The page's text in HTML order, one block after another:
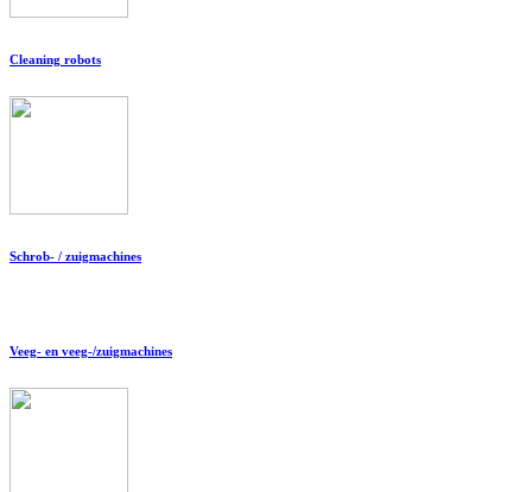
Cleaning robots
Schrob- / zuigmachines
Veeg- en veeg-/zuigmachines